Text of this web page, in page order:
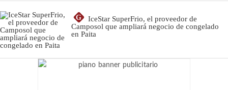
G
IceStar SuperFrio, el proveedor de
Camposol que ampliará negocio de congelado
en Paita